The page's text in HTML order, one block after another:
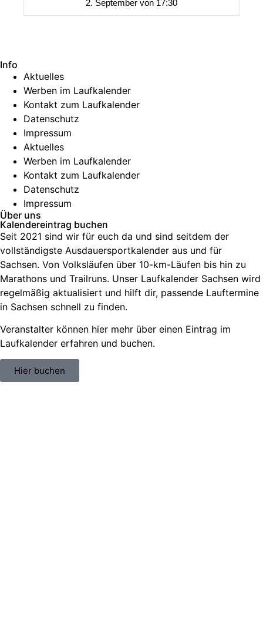
2. September von 17:30
Info
Aktuelles
Werben im Laufkalender
Kontakt zum Laufkalender
Datenschutz
Impressum
Aktuelles
Werben im Laufkalender
Kontakt zum Laufkalender
Datenschutz
Impressum
Über uns
Kalendereintrag buchen
Seit 2021 sind wir für euch da und sind seitdem der
vollständigste Ausdauersportkalender aus und für
Sachsen. Von Volksläufen über 10-km-Läufen bis hin zu
Marathons und Trailruns. Unser Laufkalender Sachsen wird
regelmäßig aktualisiert und hilft dir, passende Lauftermine
in Sachsen schnell zu finden.
Veranstalter können hier mehr über einen Eintrag im
Laufkalender erfahren und buchen.
Hier buchen